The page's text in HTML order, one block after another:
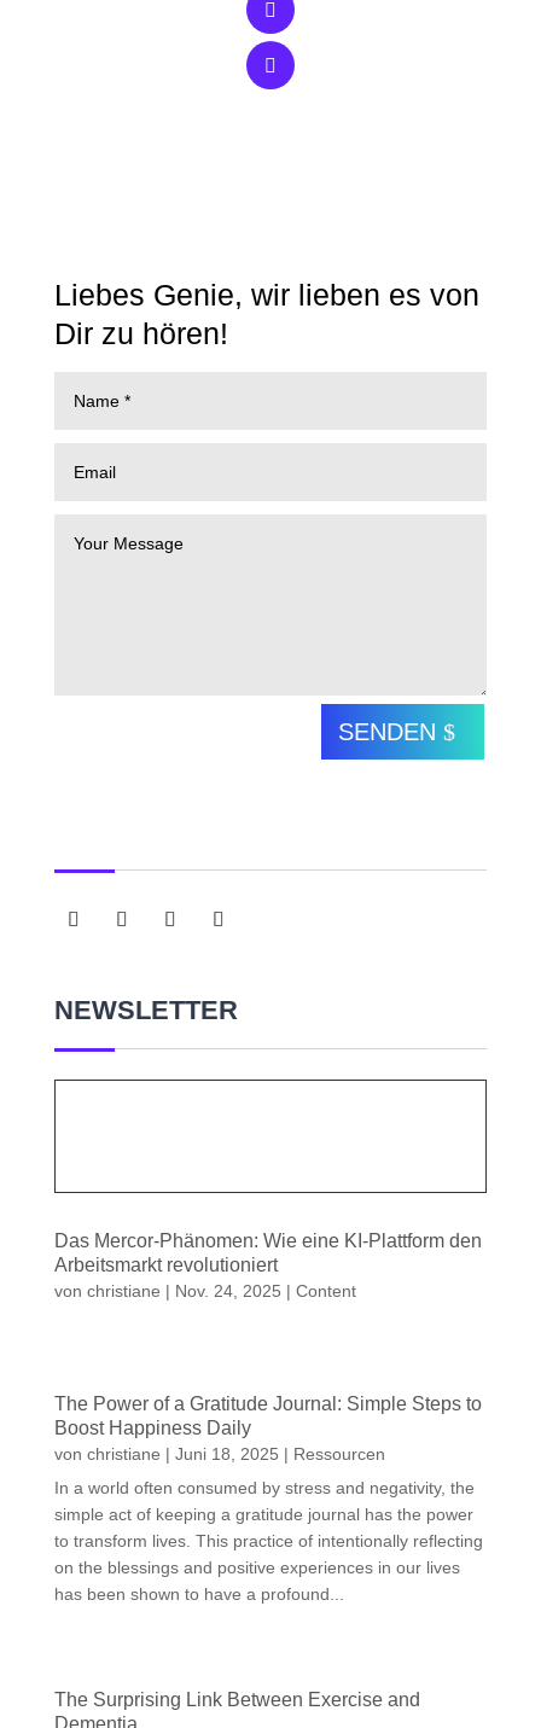
Liebes Genie, wir lieben es von
Dir zu hören!
SENDEN
NEWSLETTER
Das Mercor-Phänomen: Wie eine KI-Plattform den
Arbeitsmarkt revolutioniert
von christiane | Nov. 24, 2025 | Content
The Power of a Gratitude Journal: Simple Steps to
Boost Happiness Daily
von christiane | Juni 18, 2025 | Ressourcen
In a world often consumed by stress and negativity, the
simple act of keeping a gratitude journal has the power
to transform lives. This practice of intentionally reflecting
on the blessings and positive experiences in our lives
has been shown to have a profound...
The Surprising Link Between Exercise and